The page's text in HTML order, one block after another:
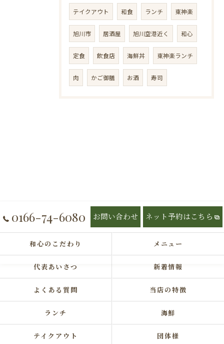
テイクアウト 和食 ランチ 東神楽
旭川市 居酒屋 旭川空港近く 和心
定食 飲食店 海鮮丼 東神楽ランチ
肉 かご御膳 お酒 寿司
0166-74-6080 お問い合わせ ネット予約はこちら
和心のこだわり メニュー
代表あいさつ 新着情報
よくある質問 当店の特徴
ランチ 海鮮
テイクアウト 団体様